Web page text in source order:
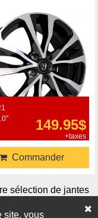
149.95$
+taxes
Commander
sélection de jantes
site, vous